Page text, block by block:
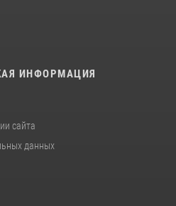
ИНФОРМАЦИЯ
сайта
данных